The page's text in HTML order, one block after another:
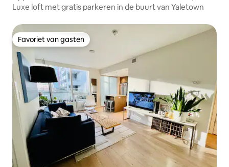
Luxe loft met gratis parkeren in de buurt van Yaletown
Favoriet van gasten
Favoriet van gasten